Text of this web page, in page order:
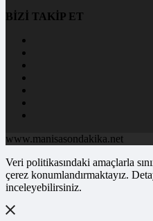
BİZİ TAKİP ET
www.manisasondakika.net
Veri politikasındaki amaçlarla
çerez konumlandırmaktayız.
inceleyebilirsiniz.